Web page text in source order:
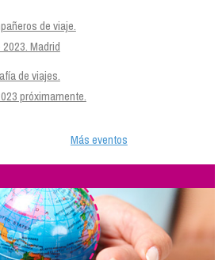
de viaje.
Madrid
de viajes.
próximamente.
Más eventos